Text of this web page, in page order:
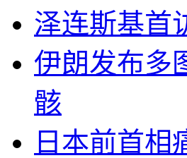
泽连斯基首
伊朗发布多
骸
日本前首相